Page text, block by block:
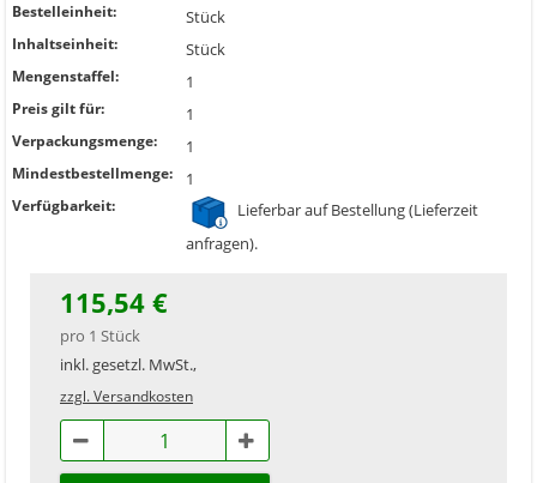
Bestelleinheit: Stück
Inhaltseinheit: Stück
Mengenstaffel: 1
Preis gilt für: 1
Verpackungsmenge: 1
Mindestbestellmenge: 1
Verfügbarkeit:
Lieferbar auf Bestellung (Lieferzeit
anfragen).
115,54 €
pro 1 Stück
inkl. gesetzl. MwSt.,
zzgl. Versandkosten